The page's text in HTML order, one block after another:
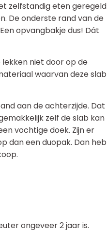
zelfstandig eten geregeld
De onderste rand van de
opvangbakje dus! Dát
niet door op de
waarvan deze slab
aan de achterzijde. Dat
zelf de slab kan
vochtige doek. Zijn er
dan een duopak. Dan heb
ongeveer 2 jaar is.